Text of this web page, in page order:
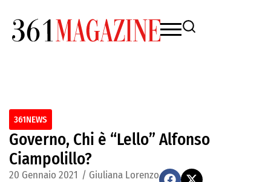
361NEWS
Governo, Chi è “Lello” Alfonso
Ciampolillo?
20 Gennaio 2021 / Giuliana Lorenzo